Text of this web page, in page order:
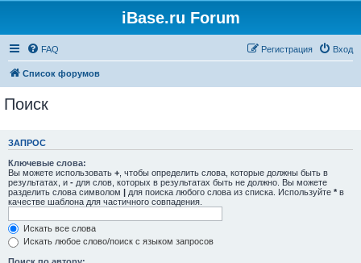
iBase.ru Forum
FAQ Вход
Регистрация
Список форумов
Поиск
ЗАПРОС
Ключевые слова:
Вы можете использовать + , чтобы определить слова, которые должны быть в
результатах, и - для слов, которых в результатах быть не должно. Вы можете
разделить слова символом | для поиска любого слова из списка. Используйте * в
качестве шаблона для частичного совпадения.
Искать все слова
Искать любое слово/поиск с языком запросов